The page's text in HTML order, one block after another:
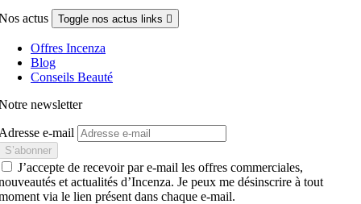
actus Toggle nos actus links 
Offres Incenza
Blog
Conseils Beauté
newsletter
e-mail
J’accepte de recevoir par e-mail les offres commerciales,
et actualités d’Incenza. Je peux me désinscrire à tout
via le lien présent dans chaque e-mail.